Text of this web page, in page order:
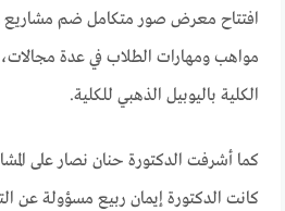
افتتاح معرض صور متكامل ضم مشاريع
مواهب ومهارات الطلاب في عدة
الكلية باليوبيل الذهبي للكلية.
كما أشرفت الدكتورة حنان نصار على
كانت الدكتورة إيمان ربيع مسؤولة عن